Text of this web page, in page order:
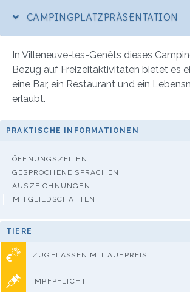
CAMPINGPLATZPRÄSENTATION
In Villeneuve-les-Genêts dieses
Bezug auf Freizeitaktivitäten bietet es
eine Bar, ein Restaurant und ein
erlaubt.
PRAKTISCHE INFORMATIONEN
ÖFFNUNGSZEITEN
GESPROCHENE SPRACHEN
AUSZEICHNUNGEN
MITGLIEDSCHAFTEN
TIERE
ZUGELASSEN MIT AUFPREIS
IMPFPFLICHT